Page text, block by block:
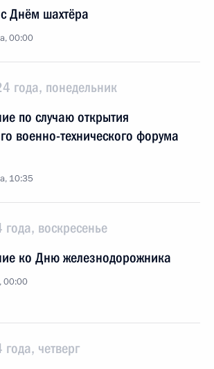
Днём шахтёра
00:00
года, понедельник
по случаю открытия
военно-технического форума
10:35
воскресенье
ко Дню железнодорожника
00:00
четверг